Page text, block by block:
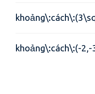
khoảng\:cách\:(-2,-